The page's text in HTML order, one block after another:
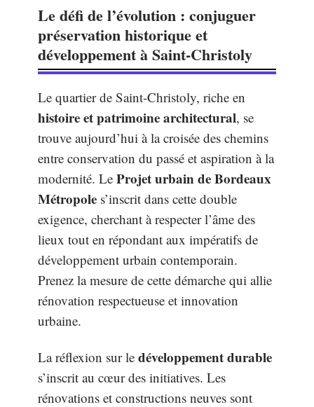
Le défi de l’évolution : conjuguer
préservation historique et
développement à Saint-Christoly
Le quartier de Saint-Christoly, riche en
histoire et patrimoine architectural, se
trouve aujourd’hui à la croisée des chemins
entre conservation du passé et aspiration à la
modernité. Le Projet urbain de Bordeaux
Métropole s’inscrit dans cette double
exigence, cherchant à respecter l’âme des
lieux tout en répondant aux impératifs de
développement urbain contemporain.
Prenez la mesure de cette démarche qui allie
rénovation respectueuse et innovation
urbaine.
La réflexion sur le développement durable
s’inscrit au cœur des initiatives. Les
rénovations et constructions neuves sont